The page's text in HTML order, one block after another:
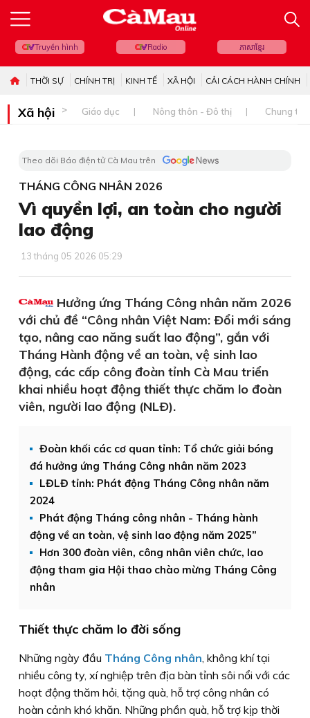
Truyền hình Radio ភាសាខ្មែរ
THỜI SỰ CHÍNH TRỊ KINH TẾ XÃ HỘI CẢI CÁCH HÀNH CHÍNH
Xã hội Giáo dục Nông thôn - Đô thị Chung
Theo dõi Báo điện tử Cà Mau trên
THÁNG CÔNG NHÂN 2026
Vì quyền lợi, an toàn cho người
lao động
13 tháng 05 2026 05:29
Hưởng ứng Tháng Công nhân năm 2026
với chủ đề “Công nhân Việt Nam: Ðổi mới sáng
tạo, nâng cao năng suất lao động”, gắn với
Tháng Hành động về an toàn, vệ sinh lao
động, các cấp công đoàn tỉnh Cà Mau triển
khai nhiều hoạt động thiết thực chăm lo đoàn
viên, người lao động (NLÐ).
Đoàn khối các cơ quan tỉnh: Tổ chức giải bóng
đá hưởng ứng Tháng Công nhân năm 2023
LĐLĐ tỉnh: Phát động Tháng Công nhân năm
2024
Phát động Tháng công nhân - Tháng hành
động về an toàn, vệ sinh lao động năm 2025”
Hơn 300 đoàn viên, công nhân viên chức, lao
động tham gia Hội thao chào mừng Tháng Công
nhân
Thiết thực chăm lo đời sống
Những ngày đầu Tháng Công nhân, không khí tại
nhiều công ty, xí nghiệp trên địa bàn tỉnh sôi nổi với các
hoạt động thăm hỏi, tặng quà, hỗ trợ công nhân có
hoàn cảnh khó khăn. Những phần quà, hỗ trợ kịp thời